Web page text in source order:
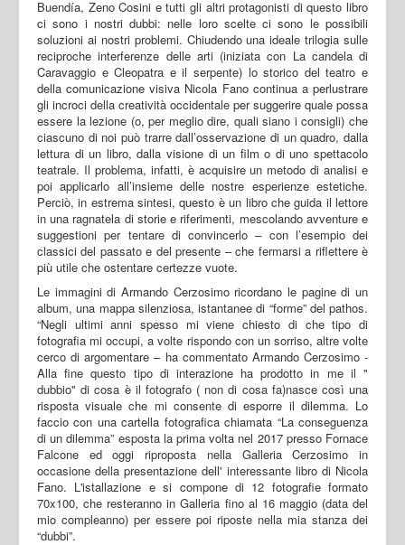
Buendía, Zeno Cosini e tutti gli altri protagonisti di questo libro
ci sono i nostri dubbi: nelle loro scelte ci sono le possibili
soluzioni ai nostri problemi. Chiudendo una ideale trilogia sulle
reciproche interferenze delle arti (iniziata con La candela di
Caravaggio e Cleopatra e il serpente) lo storico del teatro e
della comunicazione visiva Nicola Fano continua a perlustrare
gli incroci della creatività occidentale per suggerire quale possa
essere la lezione (o, per meglio dire, quali siano i consigli) che
ciascuno di noi può trarre dall’osservazione di un quadro, dalla
lettura di un libro, dalla visione di un film o di uno spettacolo
teatrale. Il problema, infatti, è acquisire un metodo di analisi e
poi applicarlo all’insieme delle nostre esperienze estetiche.
Perciò, in estrema sintesi, questo è un libro che guida il lettore
in una ragnatela di storie e riferimenti, mescolando avventure e
suggestioni per tentare di convincerlo – con l’esempio dei
classici del passato e del presente – che fermarsi a riflettere è
più utile che ostentare certezze vuote.
Le immagini di Armando Cerzosimo ricordano le pagine di un
album, una mappa silenziosa, istantanee di “forme” del pathos.
“Negli ultimi anni spesso mi viene chiesto di che tipo di
fotografia mi occupi, a volte rispondo con un sorriso, altre volte
cerco di argomentare – ha commentato Armando Cerzosimo -
Alla fine questo tipo di interazione ha prodotto in me il "
dubbio" di cosa è il fotografo ( non di cosa fa)nasce così una
risposta visuale che mi consente di esporre il dilemma. Lo
faccio con una cartella fotografica chiamata “La conseguenza
di un dilemma” esposta la prima volta nel 2017 presso Fornace
Falcone ed oggi riproposta nella Galleria Cerzosimo in
occasione della presentazione dell' interessante libro di Nicola
Fano. L'istallazione e si compone di 12 fotografie formato
70x100, che resteranno in Galleria fino al 16 maggio (data del
mio compleanno) per essere poi riposte nella mia stanza dei
“dubbi”.